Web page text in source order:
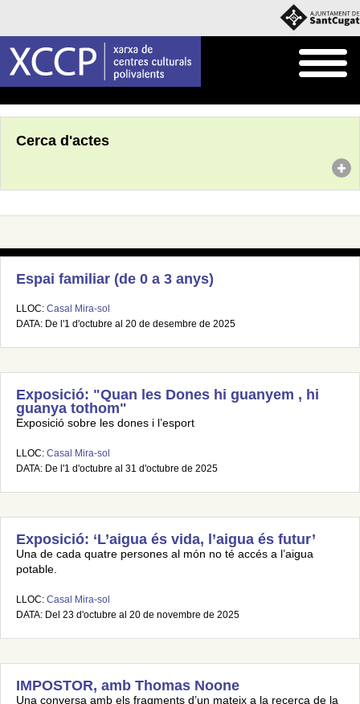
Cerca d'actes
Espai familiar (de 0 a 3 anys)
LLOC: Casal Mira-sol
DATA: De l'1 d'octubre al 20 de desembre de 2025
Exposició: "Quan les Dones hi guanyem , hi
guanya tothom"
Exposició sobre les dones i l’esport
LLOC: Casal Mira-sol
DATA: De l'1 d'octubre al 31 d'octubre de 2025
Exposició: ‘L’aigua és vida, l’aigua és futur’
Una de cada quatre persones al món no té accés a l’aigua
potable.
LLOC: Casal Mira-sol
DATA: Del 23 d'octubre al 20 de novembre de 2025
IMPOSTOR, amb Thomas Noone
Una conversa amb els fragments d’un mateix a la recerca de la